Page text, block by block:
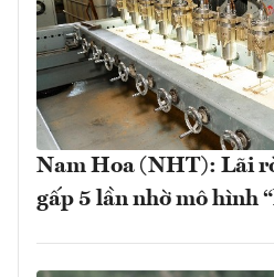
Nam Hoa (NHT): Lãi
gấp 5 lần nhờ mô hình